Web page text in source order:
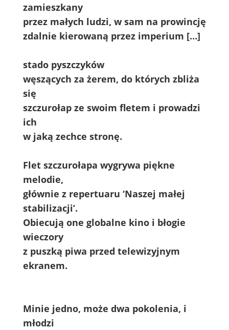
zamieszkany
przez małych ludzi, w sam na prowincję
zdalnie kierowaną przez imperium […]
stado pyszczyków
węszących za żerem, do których zbliża
się
szczurołap ze swoim fletem i prowadzi
ich
w jaką zechce stronę.
Flet szczurołapa wygrywa piękne
melodie,
głównie z repertuaru ‘Naszej małej
stabilizacji’.
Obiecują one globalne kino i błogie
wieczory
z puszką piwa przed telewizyjnym
ekranem.
Minie jedno, może dwa pokolenia, i
młodzi